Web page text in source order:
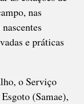
nas
e práticas
o Serviço
(Samae),